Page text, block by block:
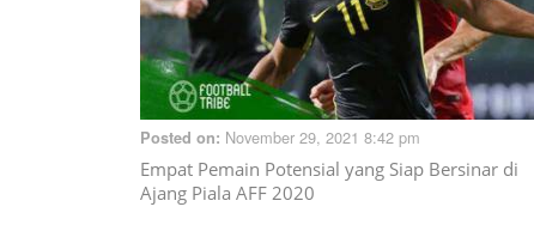
Posted on: November 29, 2021 8:42 pm
Empat Pemain Potensial yang Siap Bersinar di
Ajang Piala AFF 2020